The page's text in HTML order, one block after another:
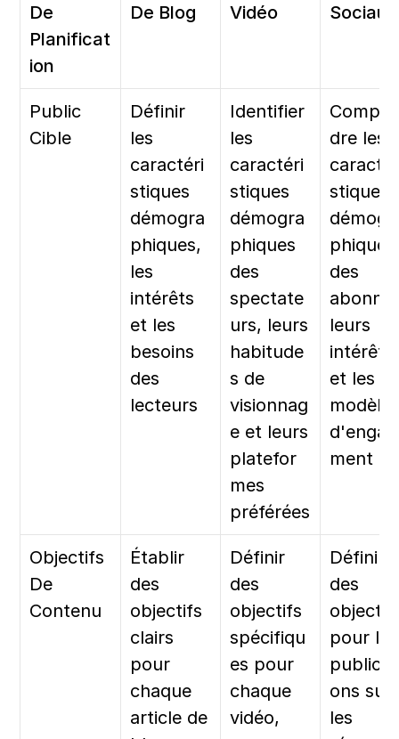
De
Planificat
ion
De Blog
Vidéo
Sociaux
Public
Cible
Définir
les
caractéri
stiques
démogra
phiques,
les
intérêts
et les
besoins
des
lecteurs
Identifier
les
caractéri
stiques
démogra
phiques
des
spectate
urs, leurs
habitude
s de
visionnag
e et leurs
platefor
mes
préférées
dre les
stiques
phiques
des
leurs
intérêts
et les
ment
Objectifs
De
Contenu
Établir
des
objectifs
clairs
pour
chaque
article de
Définir
des
objectifs
spécifiqu
es pour
chaque
vidéo,
Définir
des
pour les
ons sur
les